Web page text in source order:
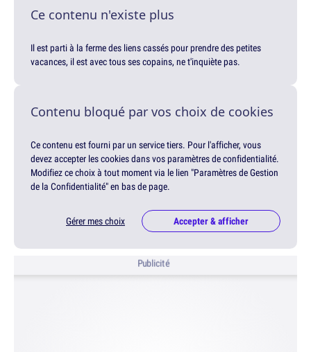
Ce contenu n'existe plus
Il est parti à la ferme des liens cassés pour prendre des petites
vacances, il est avec tous ses copains, ne t'inquiète pas.
Contenu bloqué par vos choix de cookies
Ce contenu est fourni par un service tiers. Pour l'afficher, vous
devez accepter les cookies dans vos paramètres de confidentialité.
Modifiez ce choix à tout moment via le lien "Paramètres de Gestion
de la Confidentialité" en bas de page.
Gérer mes choix Accepter & afficher
Publicité